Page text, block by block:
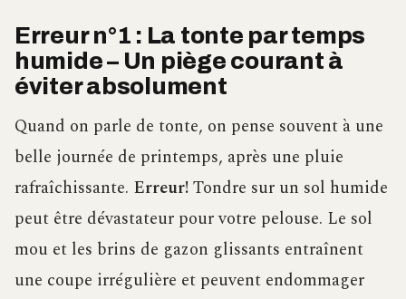
Erreur n°1 : La tonte par temps
humide – Un piège courant à
éviter absolument
Quand on parle de tonte, on pense souvent à une
belle journée de printemps, après une pluie
rafraîchissante. Erreur!Tondre sur un sol humide
peut être dévastateur pour votre pelouse. Le sol
mou et les brins de gazon glissants entraînent
une coupe irrégulière et peuvent endommager